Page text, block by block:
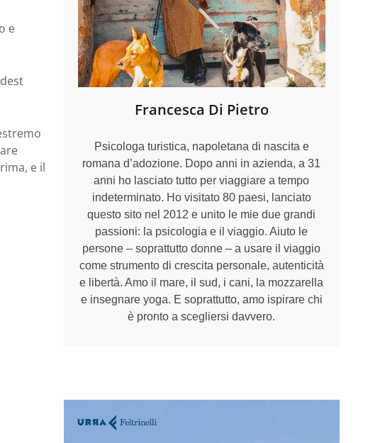
e
e il
Francesca Di Pietro
Psicologa turistica, napoletana di nascita e
romana d’adozione. Dopo anni in azienda, a 31
anni ho lasciato tutto per viaggiare a tempo
indeterminato. Ho visitato 80 paesi, lanciato
questo sito nel 2012 e unito le mie due grandi
passioni: la psicologia e il viaggio. Aiuto le
persone – soprattutto donne – a usare il viaggio
come strumento di crescita personale, autenticità
e libertà. Amo il mare, il sud, i cani, la mozzarella
e insegnare yoga. E soprattutto, amo ispirare chi
è pronto a scegliersi davvero.